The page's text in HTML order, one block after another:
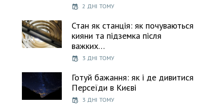
2 ДНІ ТОМУ
Стан як станція: як почуваються
кияни та підземка після
важких…
3 ДНІ ТОМУ
Готуй бажання: як і де дивитися
Персеїди в Києві
3 ДНІ ТОМУ